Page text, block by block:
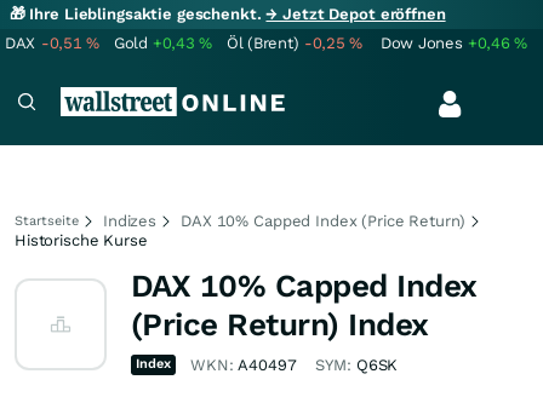
🎁 Ihre Lieblingsaktie geschenkt.→ Jetzt Depot eröffnen
DAX -0,51% Gold +0,43% Öl (Brent) -0,25% Dow Jones +0,46%
Startseite Indizes
DAX 10% Capped Index (Price Return)
Historische Kurse
DAX 10% Capped Index
(Price Return) Index
Index WKN:A40497 SYM: Q6SK